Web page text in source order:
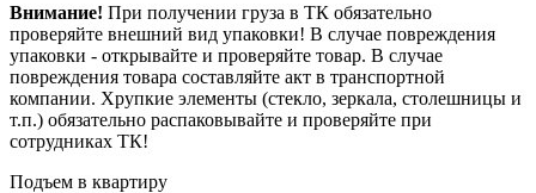
Внимание! При получении груза в ТК обязательно
проверяйте внешний вид упаковки! В случае повреждения
упаковки - открывайте и проверяйте товар. В случае
повреждения товара составляйте акт в транспортной
компании. Хрупкие элементы (стекло, зеркала, столешницы и
т.п.) обязательно распаковывайте и проверяйте при
сотрудниках ТК!
Подъем в квартиру